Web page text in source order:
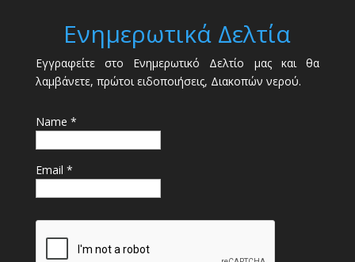
Ενημερωτικά Δελτία
Εγγραφείτε στο Ενημερωτικό Δελτίο μας και θα
λαμβάνετε, πρώτοι ειδοποιήσεις, Διακοπών νερού.
Name *
Email *